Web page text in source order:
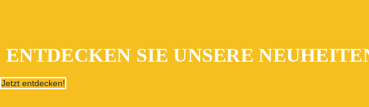
ENTDECKEN SIE UNSERE
Jetzt entdecken!